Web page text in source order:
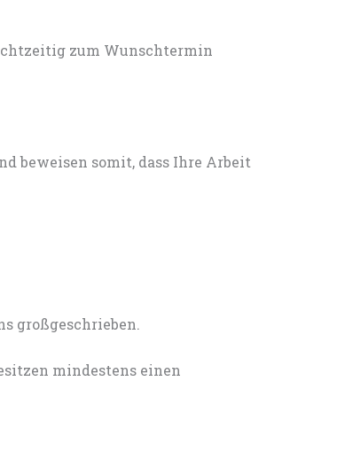
zum Wunschtermin
beweisen somit, dass Ihre Arbeit
mindestens einen